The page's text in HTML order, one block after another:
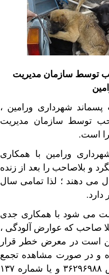
توسط سازمان مدیریت
شهرداری ورامین ،
توسط سازمان مدیریت
است.
ورامین با همکاری
و بلاصاحب را بعد از زنده
می دهند ؛ لذا تمامی سال
دارد.
می شود با همکاری جدی
صاحب که عوارض آلودگی ،
است در معرض خطر قرار
و در صورت مشاهده تجمع
سگ های ولگرد و بلا صاحب با شماره تماس ۳۶۲۹۶۹۸۸ و یا شماره ۱۳۷